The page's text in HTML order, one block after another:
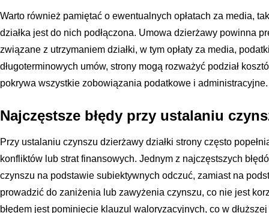
Warto również pamiętać o ewentualnych opłatach za media,
działka jest do nich podłączona. Umowa dzierżawy powinna
związane z utrzymaniem działki, w tym opłaty za media,
długoterminowych umów, strony mogą rozważyć podział
pokrywa wszystkie zobowiązania podatkowe i administracyjne.
Najczęstsze błędy przy ustalaniu
Przy ustalaniu czynszu dzierżawy działki strony często
konfliktów lub strat finansowych. Jednym z najczęstszych
czynszu na podstawie subiektywnych odczuć, zamiast na
prowadzić do zaniżenia lub zawyżenia czynszu, co nie jest
błędem jest pominięcie klauzul waloryzacyjnych, co w